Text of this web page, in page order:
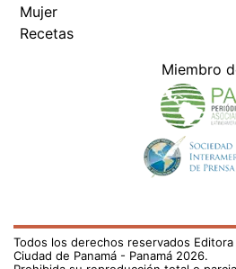
Mujer
Recetas
Miembro
Todos los derechos reservados Editora
Ciudad de Panamá - Panamá 2026.